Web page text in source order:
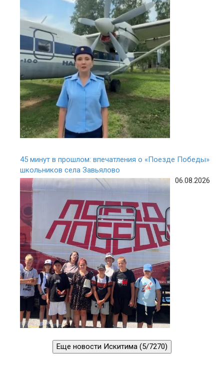
45 минут в прошлом: впечатления о «Поезде Победы»
школьников села Завьялово
06.08.2026
Еще новости Искитима (5/7270)